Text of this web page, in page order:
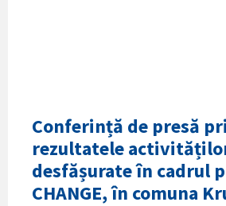
Conferință de presă
rezultatele
desfășurate în cadrul
CHANGE, în comuna